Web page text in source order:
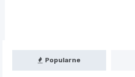
Popularne